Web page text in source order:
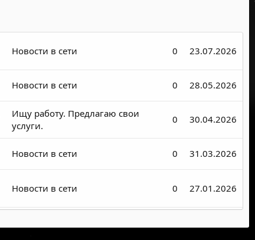
Новости в сети 0 23.07.2026
Новости в сети 0 28.05.2026
Ищу работу. Предлагаю свои
услуги.
0 30.04.2026
Новости в сети 0 31.03.2026
Новости в сети 0 27.01.2026
Новости в сети 0 25.01.2026